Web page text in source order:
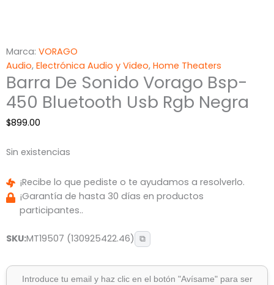
Marca: VORAGO
Audio, Electrónica Audio y Video, Home Theaters
Barra De Sonido Vorago Bsp-
450 Bluetooth Usb Rgb Negra
$899.00
Sin existencias
¡Recibe lo que pediste o te ayudamos a resolverlo.
¡Garantía de hasta 30 días en productos
participantes..
SKU:MT19507 (130925422.46) ⧉
Introduce tu email y haz clic en el botón "Avísame" para ser